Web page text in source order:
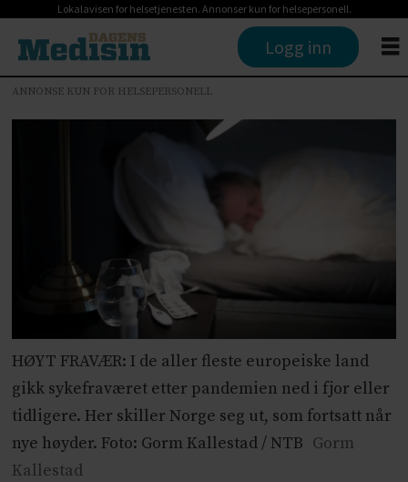
Lokalavisen for helsetjenesten. Annonser kun for helsepersonell.
Logg inn
ANNONSE KUN FOR HELSEPERSONELL
HØYT FRAVÆR: I de aller fleste europeiske land
gikk sykefraværet etter pandemien ned i fjor eller
tidligere. Her skiller Norge seg ut, som fortsatt når
nye høyder. Foto: Gorm Kallestad / NTB Gorm
Kallestad